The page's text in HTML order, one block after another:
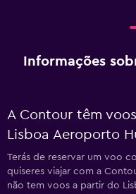
Informações
A Contour têm
Lisboa Aeroporto
Terás de reservar um voo
quiseres viajar com a
não tem voos a partir do